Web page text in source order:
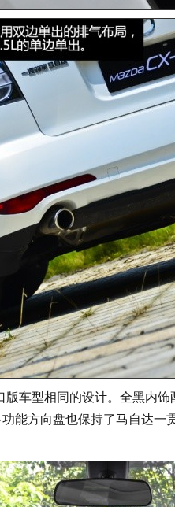
车型相同的设计。全黑内饰
能方向盘也保持了马自达一